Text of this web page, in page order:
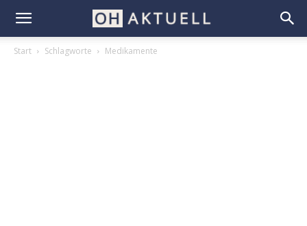
Start Schlagworte Medikamente